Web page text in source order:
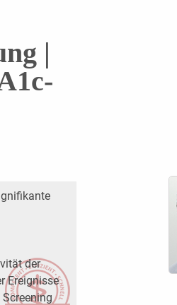
|
der
Ereignisse